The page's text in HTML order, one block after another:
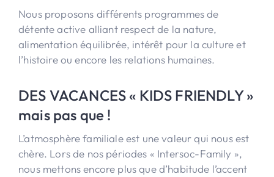
Nous proposons différents programmes de
détente active alliant respect de la nature,
alimentation équilibrée, intérêt pour la culture et
l’histoire ou encore les relations humaines.
DES VACANCES « KIDS FRIENDLY »
mais pas que !
L’atmosphère familiale est une valeur qui nous est
chère. Lors de nos périodes « Intersoc-Family »,
nous mettons encore plus que d’habitude l’accent